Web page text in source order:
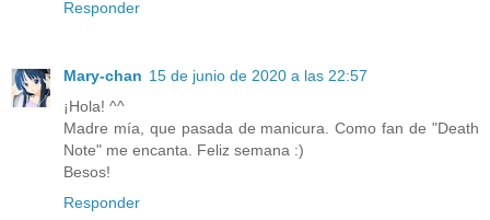
Responder
Mary-chan 15 de junio de 2020 a las 22:57
¡Hola! ^^
Madre mía, que pasada de manicura. Como fan de "Death
Note" me encanta. Feliz semana :)
Besos!
Responder